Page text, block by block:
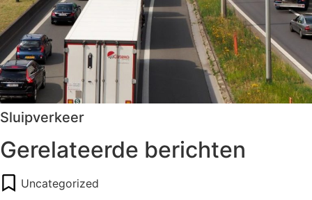
Sluipverkeer
Gerelateerde berichten
Uncategorized